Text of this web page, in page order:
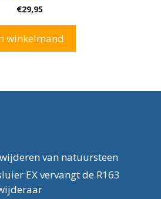
4.00
van 5
€29,95
winkelmand
van natuursteen
EX vervangt de R163